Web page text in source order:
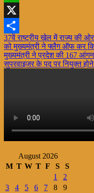
WhatsApp
X
Share
Post
navigation
37वें राष्ट्रीय खेल में राज्य की
को मुख्यमंत्री ने फ्लैग ऑफ कर
मुख्यमंत्री ने प्रदेश की 167
सुपरवाइजर के पद पर नियुक्त होने
August 2026
M T W T F S
S
1
2
3
4 5 6 7 8
9